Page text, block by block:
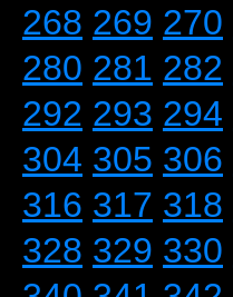
268 269 270
280 281 282
292 293 294
304 305 306
316 317 318
328 329 330